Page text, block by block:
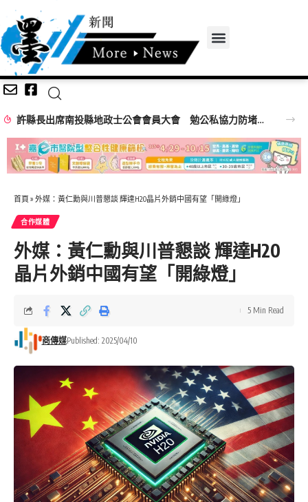
許縣長出席南投縣地政士公會會員大會 勉公私協力防堵詐騙
首頁 » 外媒：黃仁勳與川普懇談 輝達H20晶片外銷中國有望「開綠燈」
合作媒體
外媒：黃仁勳與川普懇談 輝達H20
晶片外銷中國有望「開綠燈」
商傳媒Published: 2025/04/10
5 Min Read